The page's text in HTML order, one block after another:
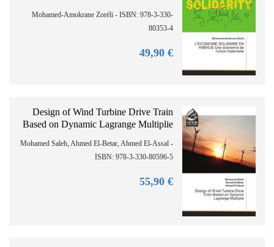
Mohamed-Amokrane Zoréli - ISBN: 978-3-330-
80353-4
€ 49,
90
Design of Wind Turbine Drive Train
Based on Dynamic Lagrange Multiplie
Mohamed Saleh, Ahmed El-Betar, Ahmed El-Assal -
ISBN: 978-3-330-80596-5
€ 55,
90